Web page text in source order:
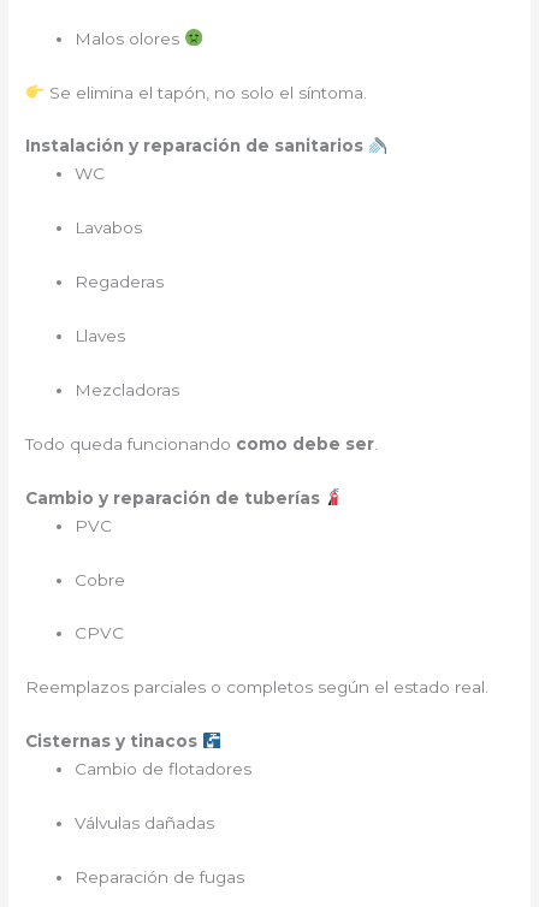
Malos olores
Se elimina el tapón, no solo el síntoma.
Instalación y reparación de sanitarios
WC
Lavabos
Regaderas
Llaves
Mezcladoras
Todo queda funcionando como debe ser
Cambio y reparación de tuberías
PVC
Cobre
CPVC
Reemplazos parciales o completos según el estado real.
Cisternas y tinacos
Cambio de flotadores
Válvulas dañadas
Reparación de fugas